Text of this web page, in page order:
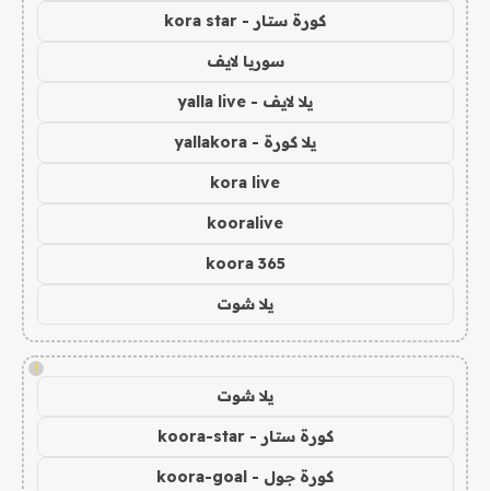
كورة ستار - kora star
سوريا لايف
يلا لايف - yalla live
يلا كورة - yallakora
kora live
kooralive
koora 365
يلا شوت
!
يلا شوت
كورة ستار - koora-star
كورة جول - koora-goal